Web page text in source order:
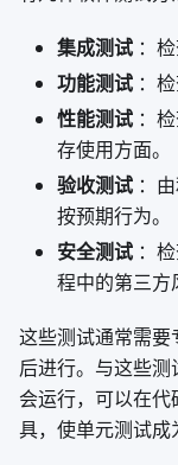
集成测试 ：
功能测试 ：
性能测试 ：
存使用方面。
验收测试 ：
按预期行为。
安全测试 ：
程中的第三方
这些测试通常需
后进行。与这些
会运行，可以在
具，使单元测试成